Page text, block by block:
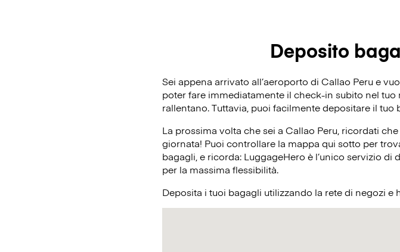
Deposito
Sei appena arrivato all’aeroporto di Callao Peru e
poter fare immediatamente il check-in subito nel
rallentano. Tuttavia, puoi facilmente depositare il tuo
La prossima volta che sei a Callao Peru, ricordati
giornata! Puoi controllare la mappa qui sotto per
bagagli, e ricorda: LuggageHero è l’unico servizio
per la massima flessibilità.
Deposita i tuoi bagagli utilizzando la rete di negozi